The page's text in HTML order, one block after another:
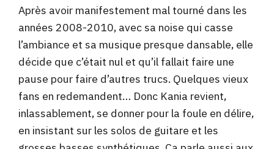
Après avoir manifestement mal tourné dans les
années 2008-2010, avec sa noise qui casse
l’ambiance et sa musique presque dansable, elle
décide que c’était nul et qu’il fallait faire une
pause pour faire d’autres trucs. Quelques vieux
fans en redemandent… Donc Kania revient,
inlassablement, se donner pour la foule en délire,
en insistant sur les solos de guitare et les